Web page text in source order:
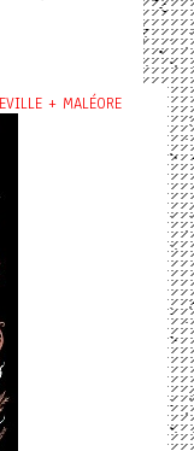
+ MALÉORE